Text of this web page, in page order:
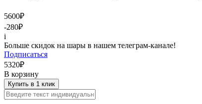
5600₽
-280₽
i
Больше скидок на шары в нашем телеграм-канале!
Подписаться
5320₽
В корзину
Купить в 1 клик